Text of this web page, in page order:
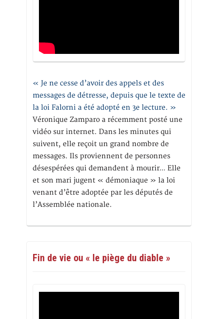
« Je ne cesse d’avoir des appels et des
messages de détresse, depuis que le texte de
la loi Falorni a été adopté en 3e lecture. »
Véronique Zamparo a récemment posté une
vidéo sur internet. Dans les minutes qui
suivent, elle reçoit un grand nombre de
messages. Ils proviennent de personnes
désespérées qui demandent à mourir… Elle
et son mari jugent « démoniaque » la loi
venant d’être adoptée par les députés de
l’Assemblée nationale.
Fin de vie ou « le piège du diable »